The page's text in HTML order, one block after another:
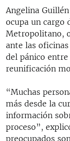
Angelina
ocupa un cargo
Metropolitano,
ante las oficinas
del pánico
reunificación
“Muchas
más desde la
información
proceso”,
preocupados